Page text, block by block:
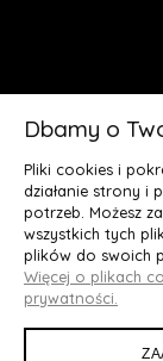
Deluxury.pl
Dbamy o
Pliki cookies i
działanie strony i
potrzeb. Możesz
wszystkich tych
plików do swoich
Więcej o plikach
prywatności.